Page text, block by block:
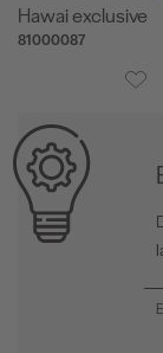
Hawai exclusive
81000087